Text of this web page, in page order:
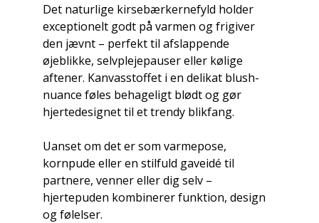
Det naturlige kirsebærkernefyld holder
exceptionelt godt på varmen og frigiver
den jævnt – perfekt til afslappende
øjeblikke, selvplejepauser eller kølige
aftener. Kanvasstoffet i en delikat blush-
nuance føles behageligt blødt og gør
hjertedesignet til et trendy blikfang.
Uanset om det er som varmepose,
kornpude eller en stilfuld gaveidé til
partnere, venner eller dig selv –
hjertepuden kombinerer funktion, design
og følelser.